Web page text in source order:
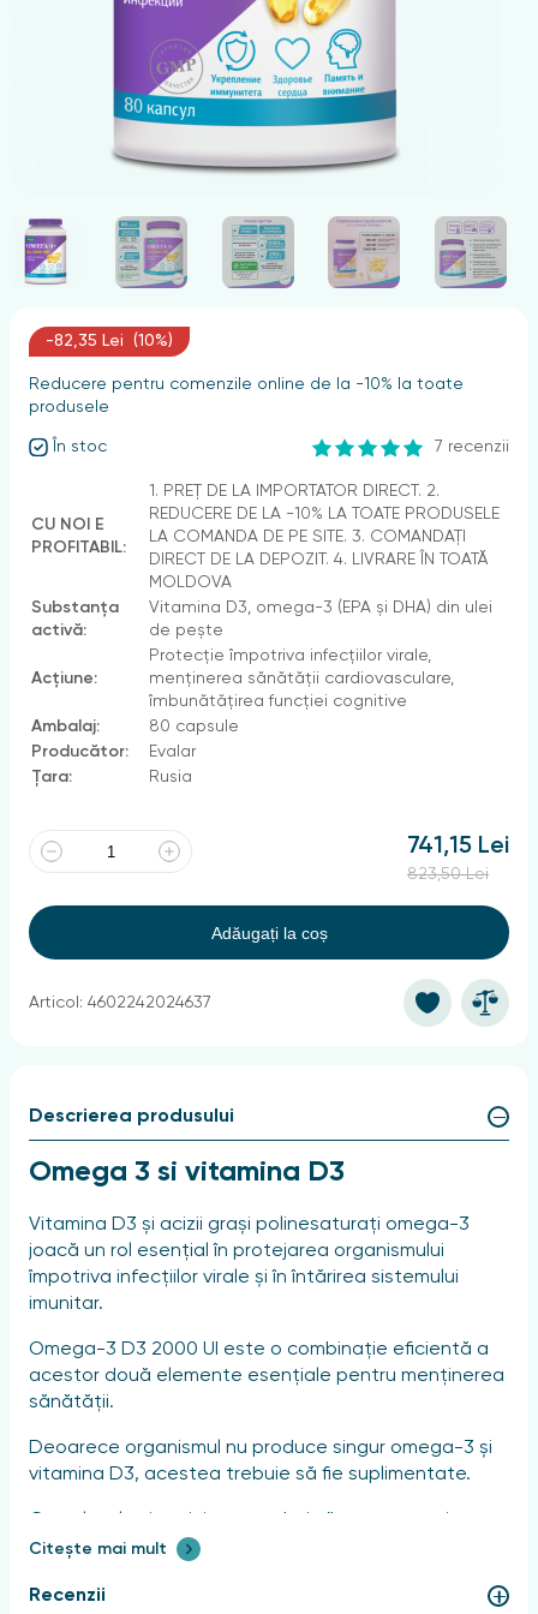
-82,35 Lei (10%)
Reducere pentru comenzile online de la -10% la toate
produsele
În stoc 7 recenzii
CU NOI E
PROFITABIL:
1. PREȚ DE LA IMPORTATOR DIRECT. 2.
REDUCERE DE LA -10% LA TOATE PRODUSELE
LA COMANDA DE PE SITE. 3. COMANDAȚI
DIRECT DE LA DEPOZIT. 4. LIVRARE ÎN TOATĂ
MOLDOVA
Substanța
activă:
Vitamina D3, omega-3 (EPA și DHA) din ulei
de pește
Acțiune:
Protecție împotriva infecțiilor virale,
menținerea sănătății cardiovasculare,
îmbunătățirea funcției cognitive
Ambalaj:
80 capsule
Producător:
Evalar
Țara:
Rusia
741,15 Lei
823,50 Lei
Adăugați la coș
Articol: 4602242024637
Descrierea produsului
Omega 3 si vitamina D3
Vitamina D3 și acizii grași polinesaturați omega-3
joacă un rol esențial în protejarea organismului
împotriva infecțiilor virale și în întărirea sistemului
imunitar.
Omega-3 D3 2000 UI este o combinație eficientă a
acestor două elemente esențiale pentru menținerea
sănătății.
Deoarece organismul nu produce singur omega-3 și
vitamina D3, acestea trebuie să fie suplimentate.
printr-o biodisponibilitate ridicată, care este
a omega-3 naturale.
Citește mai mult
Recenzii